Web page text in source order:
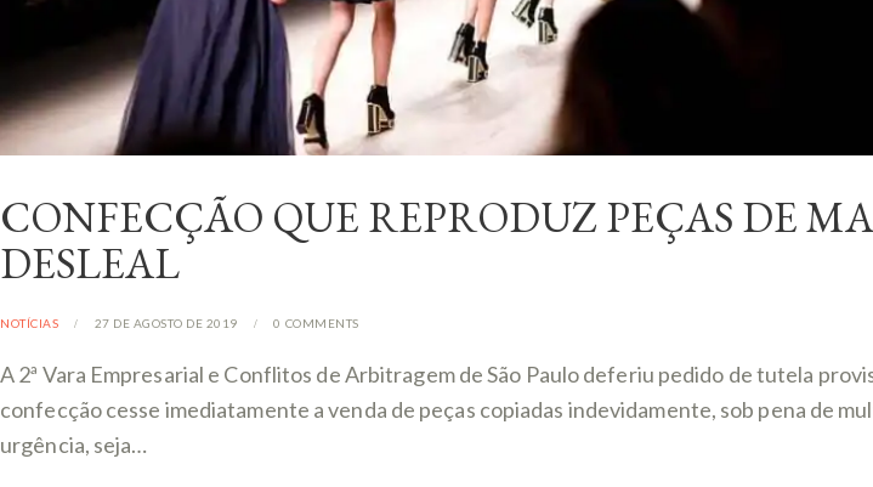
CONFECÇÃO QUE REPRODUZ PEÇAS DE
DESLEAL
NOTÍCIAS 27 DE AGOSTO DE 2019 0 COMMENTS
A 2ª Vara Empresarial e Conflitos de Arbitragem de São Paulo deferiu pedido de tutela
confecção cesse imediatamente a venda de peças copiadas indevidamente, sob pena de
urgência, seja…